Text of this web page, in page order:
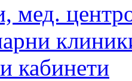
мед.
кабинети